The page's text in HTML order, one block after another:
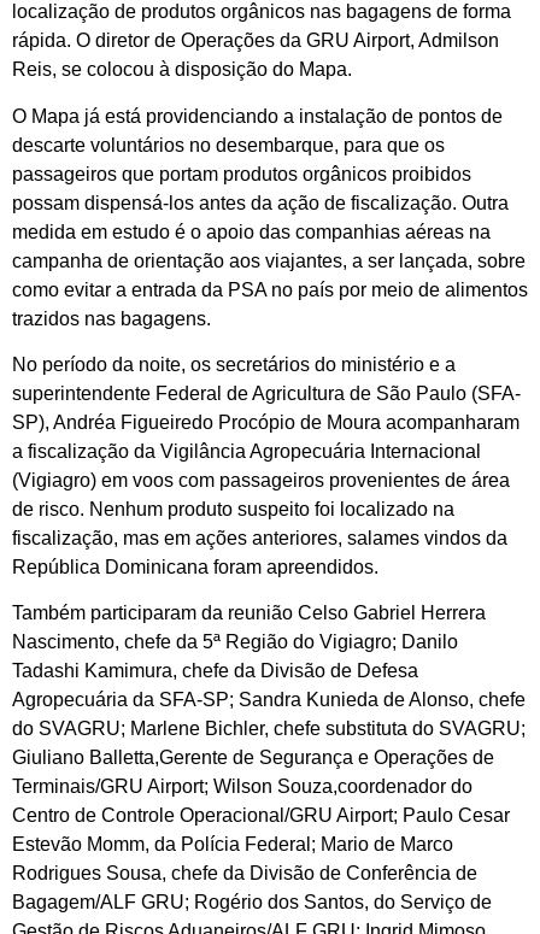
localização de produtos orgânicos nas bagagens de forma
rápida. O diretor de Operações da GRU Airport, Admilson
Reis, se colocou à disposição do Mapa.
O Mapa já está providenciando a instalação de pontos de
descarte voluntários no desembarque, para que os
passageiros que portam produtos orgânicos proibidos
possam dispensá-los antes da ação de fiscalização. Outra
medida em estudo é o apoio das companhias aéreas na
campanha de orientação aos viajantes, a ser lançada, sobre
como evitar a entrada da PSA no país por meio de alimentos
trazidos nas bagagens.
No período da noite, os secretários do ministério e a
superintendente Federal de Agricultura de São Paulo (SFA-
SP), Andréa Figueiredo Procópio de Moura acompanharam
a fiscalização da Vigilância Agropecuária Internacional
(Vigiagro) em voos com passageiros provenientes de área
de risco. Nenhum produto suspeito foi localizado na
fiscalização, mas em ações anteriores, salames vindos da
República Dominicana foram apreendidos.
Também participaram da reunião Celso Gabriel Herrera
Nascimento, chefe da 5ª Região do Vigiagro; Danilo
Tadashi Kamimura, chefe da Divisão de Defesa
Agropecuária da SFA-SP; Sandra Kunieda de Alonso, chefe
do SVAGRU; Marlene Bichler, chefe substituta do SVAGRU;
Giuliano Balletta,Gerente de Segurança e Operações de
Terminais/GRU Airport; Wilson Souza,coordenador do
Centro de Controle Operacional/GRU Airport; Paulo Cesar
Estevão Momm, da Polícia Federal; Mario de Marco
Rodrigues Sousa, chefe da Divisão de Conferência de
Bagagem/ALF GRU; Rogério dos Santos, do Serviço de